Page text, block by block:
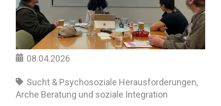
08.04.2026
Sucht & Psychosoziale Herausforderungen,
Arche Beratung und soziale Integration